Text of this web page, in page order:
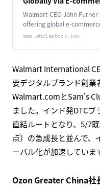
Walmart Aims to
Globally Via E-
Walmart CEO John
offering global e-
www.whalesbook.com
Walmart International